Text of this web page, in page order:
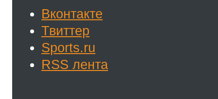
Вконтакте
Твиттер
Sports.ru
RSS лента